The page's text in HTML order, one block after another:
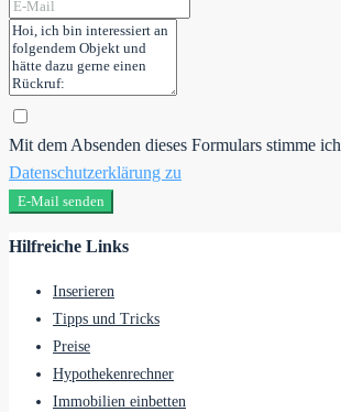
Mit dem Absenden dieses Formulars stimme ich
Datenschutzerklärung zu
E-Mail senden
Hilfreiche Links
Inserieren
Tipps und Tricks
Preise
Hypothekenrechner
Immobilien einbetten